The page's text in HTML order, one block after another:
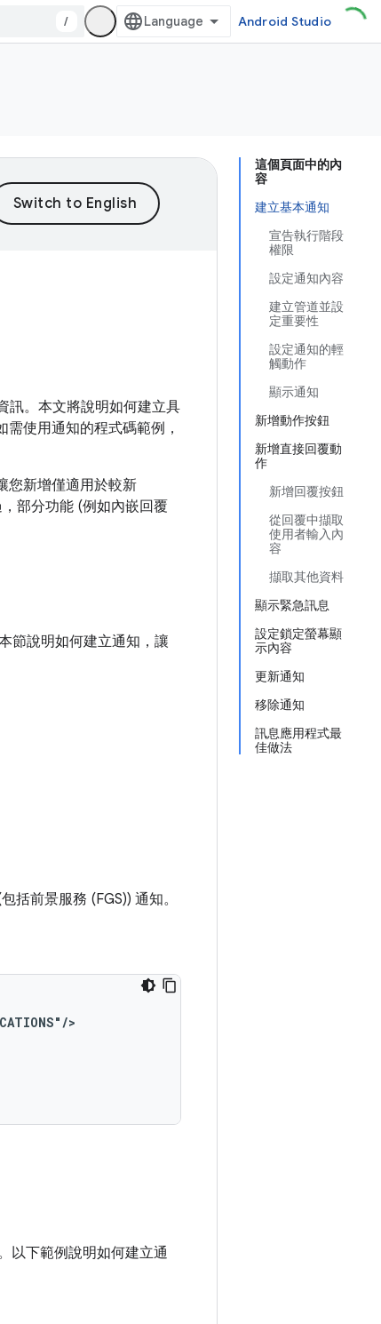
/ Android Studio
這個頁面中的內
容
建立基本通知
宣告執行階段
權限
設定通知內容
建立管道並設
定重要性
設定通知的輕
觸動作
顯示通知
新增動作按鈕
新增直接回覆動
作
新增回覆按鈕
從回覆中擷取
使用者輸入內
容
擷取其他資料
顯示緊急訊息
設定鎖定螢幕顯
示內容
更新通知
移除通知
訊息應用程式最
佳做法
訊。本文將說明如何建立具
需使用通知的程式碼範例，
您新增僅適用於較新
部分功能 (例如內嵌回覆
節說明如何建立通知，讓
括前景服務 (FGS)) 通知。
>
以下範例說明如何建立通